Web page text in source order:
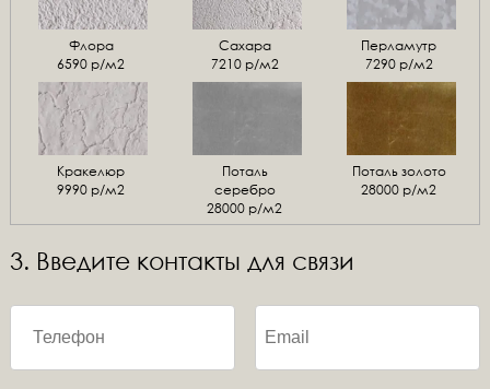
Флора
6590 р/м2
Сахара
7210 р/м2
Перламутр
7290 р/м2
Кракелюр
9990 р/м2
Поталь
серебро
28000 р/м2
Поталь золото
28000 р/м2
3. Введите контакты для связи